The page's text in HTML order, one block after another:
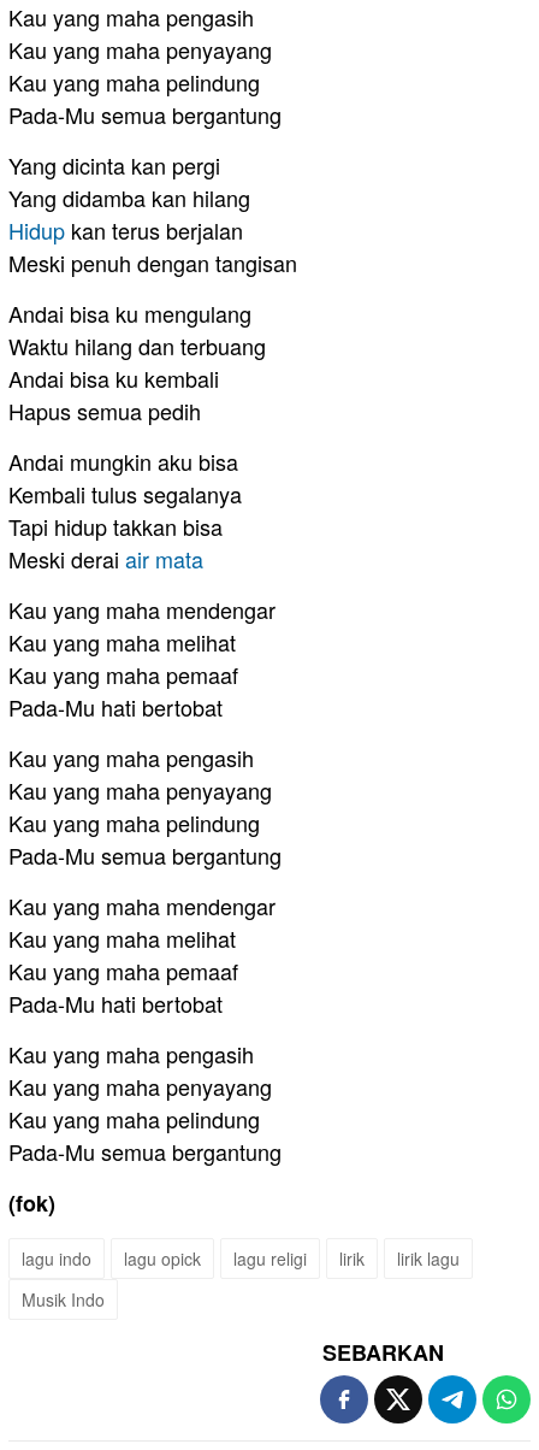
Kau yang maha pengasih
Kau yang maha penyayang
Kau yang maha pelindung
Pada-Mu semua bergantung
Yang dicinta kan pergi
Yang didamba kan hilang
Hidup kan terus berjalan
Meski penuh dengan tangisan
Andai bisa ku mengulang
Waktu hilang dan terbuang
Andai bisa ku kembali
Hapus semua pedih
Andai mungkin aku bisa
Kembali tulus segalanya
Tapi hidup takkan bisa
Meski derai air mata
Kau yang maha mendengar
Kau yang maha melihat
Kau yang maha pemaaf
Pada-Mu hati bertobat
Kau yang maha pengasih
Kau yang maha penyayang
Kau yang maha pelindung
Pada-Mu semua bergantung
Kau yang maha mendengar
Kau yang maha melihat
Kau yang maha pemaaf
Pada-Mu hati bertobat
Kau yang maha pengasih
Kau yang maha penyayang
Kau yang maha pelindung
Pada-Mu semua bergantung
(fok)
lagu indo lagu opick lagu religi lirik
lirik lagu
Musik Indo
SEBARKAN